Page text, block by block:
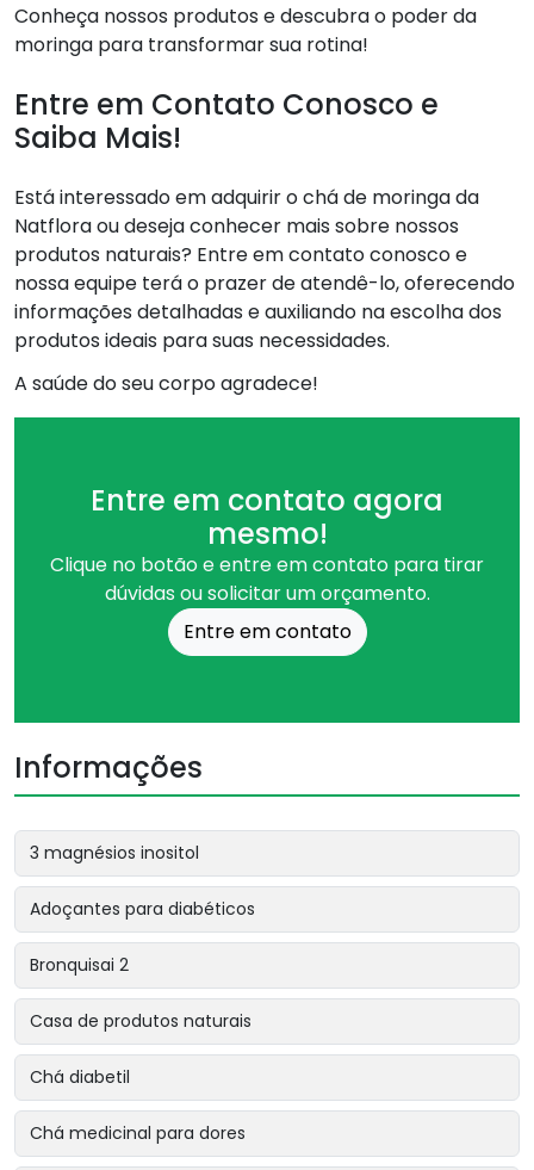
Conheça nossos produtos e descubra o poder da
moringa para transformar sua rotina!
Entre em Contato Conosco e
Saiba Mais!
Está interessado em adquirir o chá de moringa da
Natflora ou deseja conhecer mais sobre nossos
produtos naturais? Entre em contato conosco e
nossa equipe terá o prazer de atendê-lo, oferecendo
informações detalhadas e auxiliando na escolha dos
produtos ideais para suas necessidades.
A saúde do seu corpo agradece!
Entre em contato agora
mesmo!
Clique no botão e entre em contato para tirar
dúvidas ou solicitar um orçamento.
Entre em contato
Informações
3 magnésios inositol
Adoçantes para diabéticos
Bronquisai 2
Casa de produtos naturais
Chá diabetil
Chá medicinal para dores